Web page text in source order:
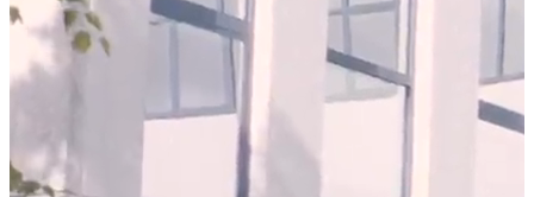
Not already our Publisher?
Sign up here